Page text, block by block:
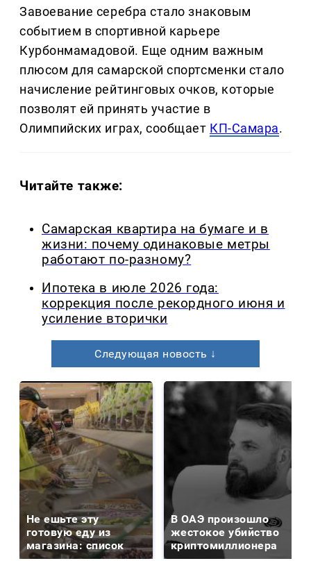
Завоевание серебра стало знаковым
событием в спортивной карьере
Курбонмамадовой. Еще одним важным
плюсом для самарской спортсменки стало
начисление рейтинговых очков, которые
позволят ей принять участие в
Олимпийских играх, сообщает КП-Самара.
Читайте также:
Самарская квартира на бумаге и в
жизни: почему одинаковые метры
работают по-разному?
Ипотека в июле 2026 года:
коррекция после рекордного июня и
усиление вторички
Следующая новость ↓
Не ешьте эту
готовую еду из
магазина: список
В ОАЭ произошло
жестокое убийство
криптомиллионера